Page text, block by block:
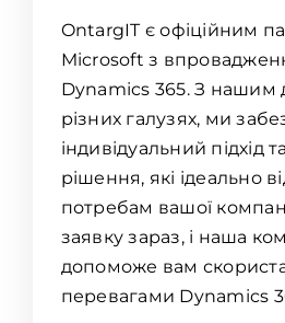
OntargIT є офіційним
Microsoft з
Dynamics 365. З нашим
різних галузях, ми
індивідуальний підхід
рішення, які ідеально
потребам вашої
заявку зараз, і наша
допоможе вам
перевагами Dynamics